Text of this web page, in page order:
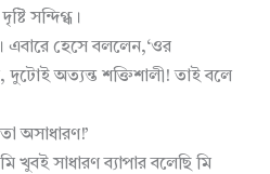
সন্দিগ্ধ।
এবারে হেসে বললেন,‘ওর
অত্যন্ত শক্তিশালী! তাই বলে
অসাধারণ!’
সাধারণ ব্যাপার বলেছি মি